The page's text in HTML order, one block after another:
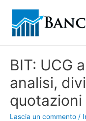
BIT: UCG
analisi,
quotazioni
Lascia un commento /